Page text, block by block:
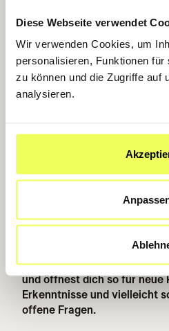
Diese Webseite verwendet
Wir verwenden Cookies, um
personalisieren, Funktionen
zu können und die Zugriffe auf
analysieren.
Verstand
Intuition an
Aber warum überhaupt dieser
gilt nicht umsonst als
Zeremonie auf eine intuitive
dein Herz begeben und dich
zu öffnen, Altes, Negatives
Blockaden zu lösen. Das
In
kannst du gewohnte
und öffnest dich so für neue
Erkenntnisse und vielleicht
offene Fragen.